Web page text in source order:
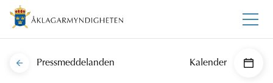
Pressmeddelanden Kalender